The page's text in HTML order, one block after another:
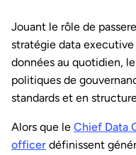
Jouant le rôle de
stratégie data
données au quotidien,
politiques de
standards et en
Alors que le Chief Data
officer définissent